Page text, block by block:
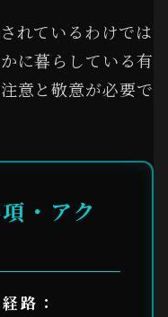
れているわけでは
に暮らしている有
意と敬意が必要で
・アク
路：